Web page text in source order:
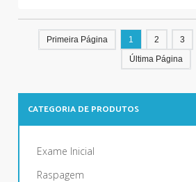
CATEGORIA DE PRODUTOS
Exame Inicial
Raspagem
Primeira Página 1 2 3
Última Página